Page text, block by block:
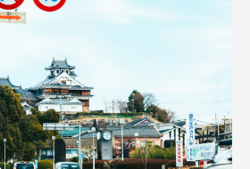
ル、返礼品の変更・返品はできませ
合により返礼品がお届けできない場
しません。あらかじめご了承くださ
納税専用ページです。 寄附申込みの
変更・返品はできません。あらかじ